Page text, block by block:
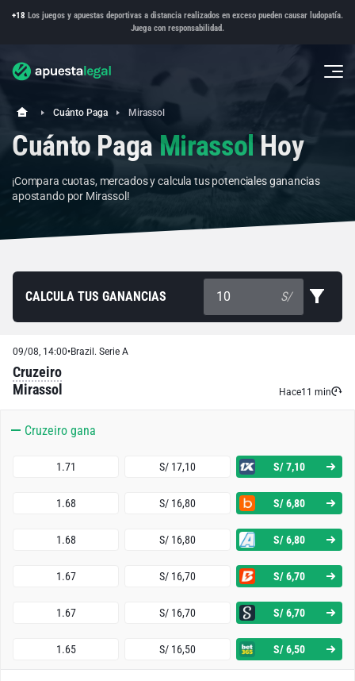
+18 Los juegos y apuestas deportivas a distancia realizados en exceso pueden causar ludopatía.
Juega con responsabilidad.
Cuánto Paga Mirassol
Cuánto Paga MirassolHoy
¡Compara cuotas, mercados y calcula tus potenciales ganancias
apostando por Mirassol!
CALCULA TUS GANANCIAS S/
Hace11 min
09/08, 14:00•Brazil. Serie A
Cruzeiro
Mirassol
Cruzeiro gana
1.71 S/ 17,10 S/ 7,10
1.68 S/ 16,80 S/ 6,80
1.68 S/ 16,80 S/ 6,80
1.67 S/ 16,70 S/ 6,70
1.67 S/ 16,70 S/ 6,70
1.65 S/ 16,50 S/ 6,50